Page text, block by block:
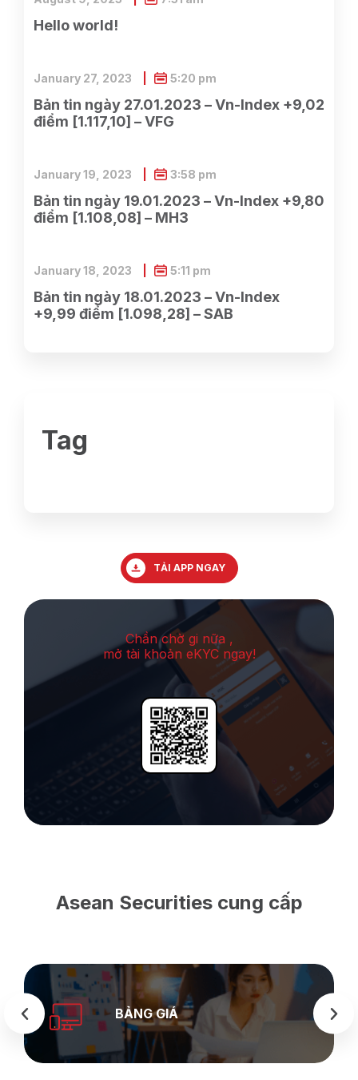
Hello world!
Bản tin ngày 27.01.2023 – Vn-Index +9,02
điểm [1.117,10] – VFG
January 27, 2023 5:20 pm
Bản tin ngày 19.01.2023 – Vn-Index +9,80
điểm [1.108,08] – MH3
January 19, 2023 3:58 pm
Bản tin ngày 18.01.2023 – Vn-Index
+9,99 điểm [1.098,28] – SAB
January 18, 2023 5:11 pm
Tag
TẢI APP NGAY
Chần chờ gi nữa ,
mở tài khoản eKYC ngay!
Asean Securities cung cấp
SEASTOCK
WEB